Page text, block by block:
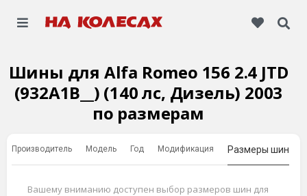
Шины для Alfa Romeo 156 2.4 JTD
(932A1B__) (140 лс, Дизель) 2003
по размерам
Производитель Модель Год Модификация Размеры шин
Вашему вниманию доступен выбор размеров шин для